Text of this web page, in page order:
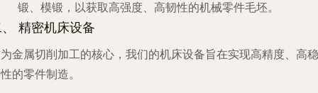
锻、模锻，以获取高强度、高韧性的机械零件毛坯。
精密机床设备
金属切削加工的核心，我们的机床设备旨在实现高精度、高稳
的零件制造。